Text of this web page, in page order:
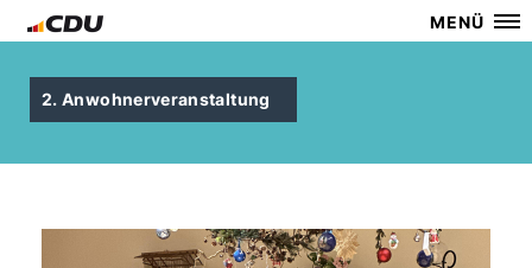
MENÜ
2. Anwohnerveranstaltung